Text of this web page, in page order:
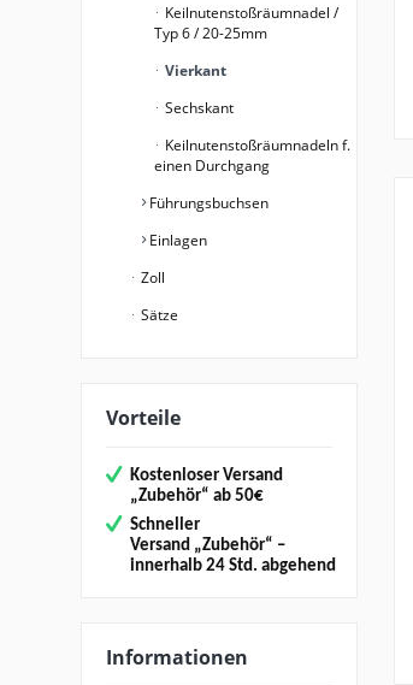
Keilnutenstoßräumnadel /
Typ 6 / 20-25mm
Vierkant
Sechskant
Keilnutenstoßräumnadeln f.
einen Durchgang
Führungsbuchsen
Einlagen
Zoll
Sätze
Vorteile
Kostenloser Versand
„Zubehör“ ab 50€
Schneller
Versand „Zubehör“ –
innerhalb 24 Std. abgehend
Informationen